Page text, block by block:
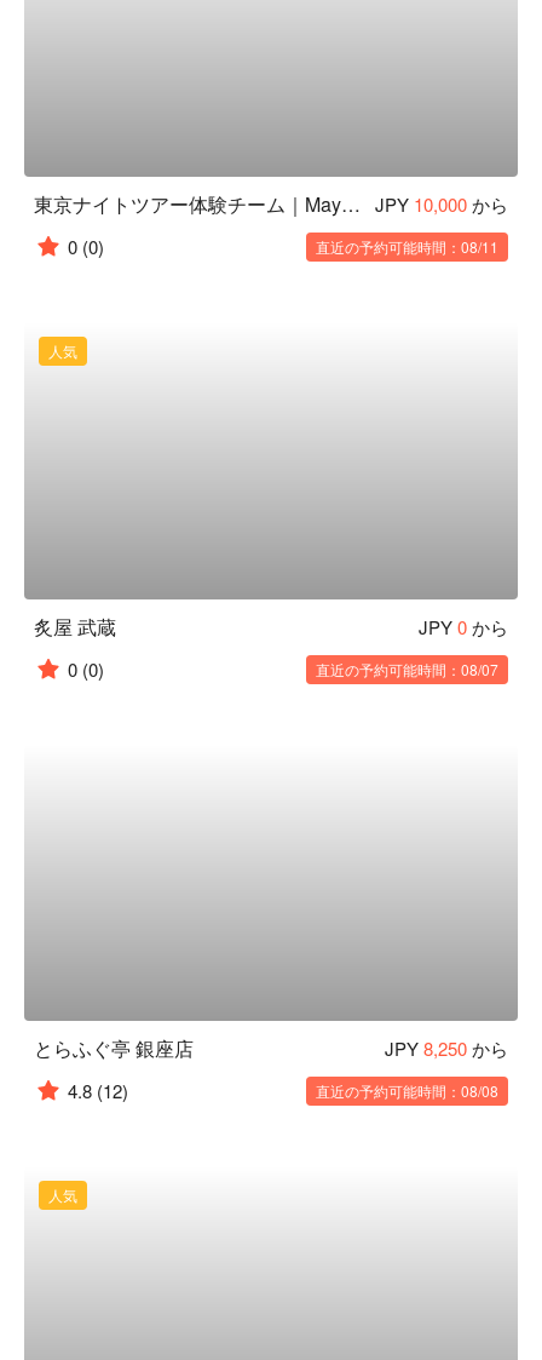
東京ナイトツアー体験チーム｜Mayuko and Team JPY 10,000から
0 (0) 直近の予約可能時間：08/11
人気
炙屋 武蔵 JPY0から
0 (0) 直近の予約可能時間：08/07
とらふぐ亭 銀座店 JPY8,250から
4.8 (12) 直近の予約可能時間：08/08
人気